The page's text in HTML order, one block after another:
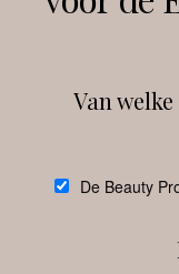
Instagram
Van
De Beauty